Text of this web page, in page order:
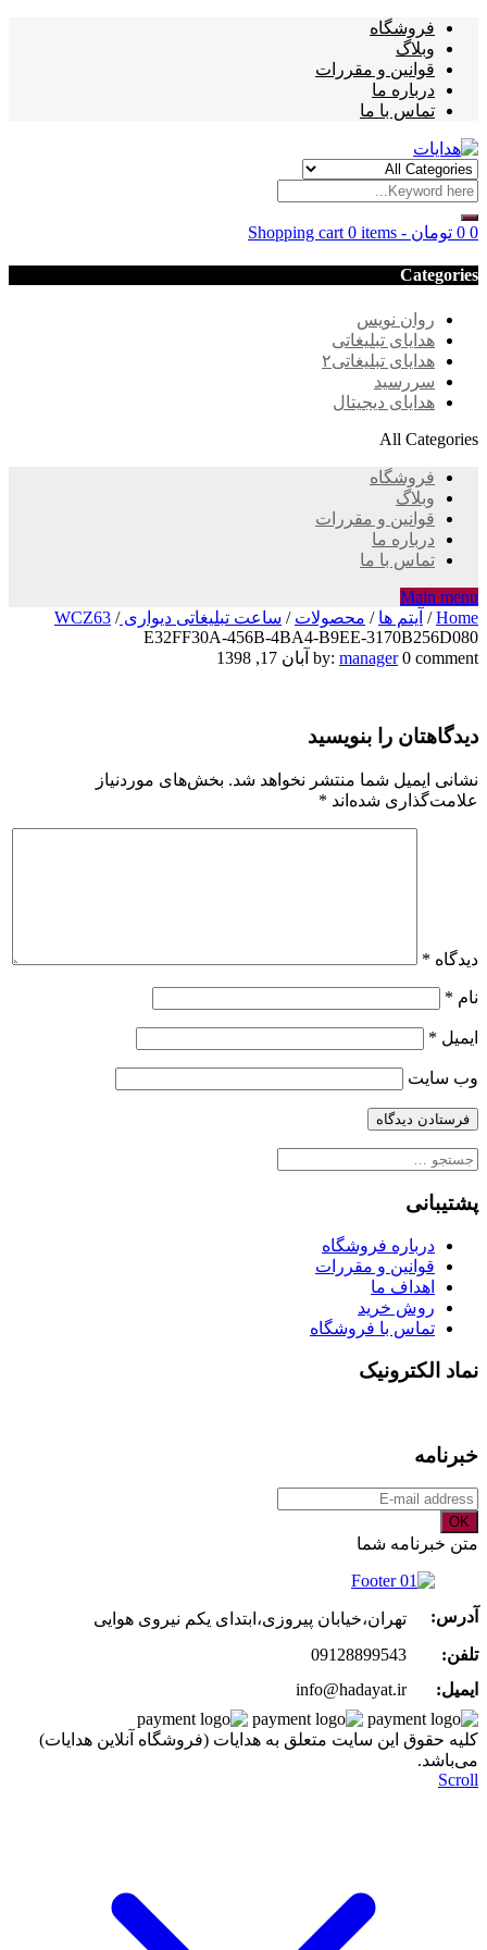
فروشگاه
وبلاگ
قوانین و مقررات
درباره ما
تماس با ما
Shopping cart 0 items - 0 تومان 0
Categories
روان نویس
هدایای تبلیغاتی
هدایای تبلیغاتی۲
سررسید
هدایای دیجیتال
All Categories
فروشگاه
وبلاگ
قوانین و مقررات
درباره ما
تماس با ما
Main menu
Home
/ آیتم ها / محصولات / ساعت تبلیغاتی دیواری WCZ63/
E32FF30A-456B-4BA4-B9EE-3170B256D080
E32FF30A-
4BA4-
B9EE-
3170B256D080
by: manager 0 comment آبان 17, 1398
دیدگاهتان را بنویسید
نشانی ایمیل شما منتشر نخواهد شد. بخش‌های موردنیاز
علامت‌گذاری شده‌اند *
دیدگاه *
نام *
ایمیل *
وب‌ سایت
جستجو
پشتیبانی
درباره فروشگاه
قوانین و مقررات
اهداف ما
روش خرید
تماس با فروشگاه
نماد الکترونیک
خبرنامه
OK
متن خبرنامه شما
آدرس:
تهران،خیابان پیروزی،ابتدای یکم نیروی هوایی
تلفن:
09128899543
ایمیل:
info@hadayat.ir
کليه حقوق اين سايت متعلق به هدایات (فروشگاه آنلاین هدایات)
می‌باشد.
Scroll